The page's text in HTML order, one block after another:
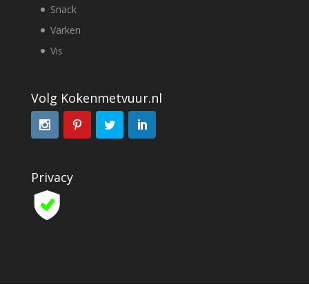
Snack
Varken
Vis
Volg Kokenmetvuur.nl
Privacy